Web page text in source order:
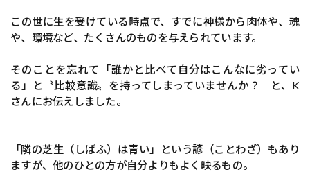
この世に生を受けている時点で、すでに神様から肉体や、魂
や、環境など、たくさんのものを与えられています。
そのことを忘れて「誰かと比べて自分はこんなに劣ってい
る」と〝比較意識〟を持ってしまっていませんか？ と、K
さんにお伝えしました。
「隣の芝生（しばふ）は青い」という諺（ことわざ）もあり
ますが、他のひとの方が自分よりもよく映るもの。